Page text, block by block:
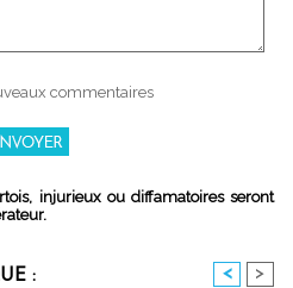
commentaires
injurieux ou diffamatoires seront
: < >